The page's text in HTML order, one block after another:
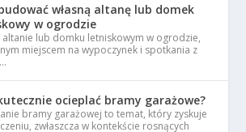
własną altanę lub domek
w ogrodzie
altanie lub domku letniskowym w ogrodzie,
miejscem na wypoczynek i spotkania z
ocieplać bramy garażowe?
bramy garażowej to temat, który zyskuje
zwłaszcza w kontekście rosnących